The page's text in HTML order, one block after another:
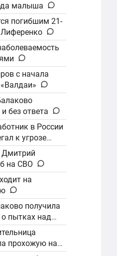
малыша
погибшим 21-
с начала
без ответа
в России
к угрозе
Дмитрий
на СВО
на
получила
пытках над
прохожую на